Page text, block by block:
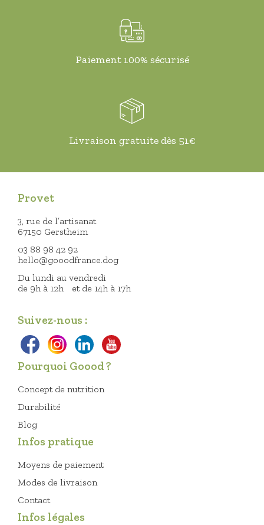
Paiement 100% sécurisé
Livraison gratuite dès 51€
Provet
3, rue de l’artisanat
67150 Gerstheim
03 88 98 42 92
hello@gooodfrance.dog
Du lundi au vendredi
de 9h à 12h et de 14h à 17h
Suivez-nous :
Pourquoi Goood ?
Concept de nutrition
Durabilité
Blog
Infos pratique
Moyens de paiement
Modes de livraison
Contact
Infos légales